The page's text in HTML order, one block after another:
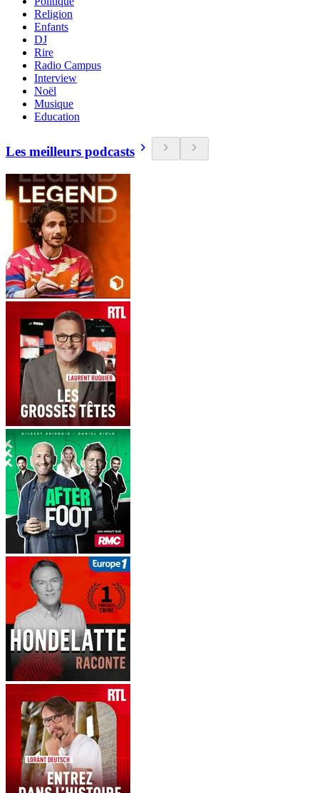
Religion
Enfants
DJ
Rire
Radio Campus
Interview
Noël
Musique
Education
Les meilleurs podcasts